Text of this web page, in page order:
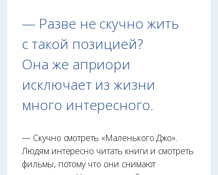
— Разве не скучно жить
с такой позицией?
Она же априори
исключает из жизни
много интересного.
— Скучно смотреть «Маленького Джо».
Людям интересно читать книги и смотреть
фильмы, потому что они снимают